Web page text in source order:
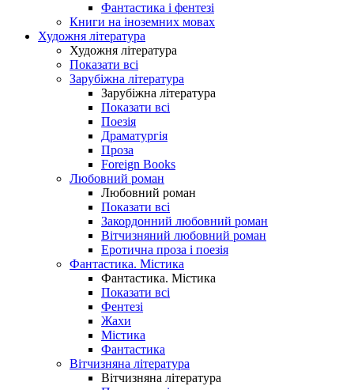
Фантастика і фентезі
Книги на іноземних мовах
Художня література
Художня література
Показати всі
Зарубіжна література
Зарубіжна література
Показати всі
Поезія
Драматургія
Проза
Foreign Books
Любовний роман
Любовний роман
Показати всі
Закордонний любовний роман
Вітчизняний любовний роман
Еротична проза і поезія
Фантастика. Містика
Фантастика. Містика
Показати всі
Фентезі
Жахи
Містика
Фантастика
Вітчизняна література
Вітчизняна література